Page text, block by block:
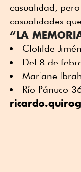
casualidad,
casualidades
“LA
Clotilde
Del 8 de
Mariane
Río Pánuco